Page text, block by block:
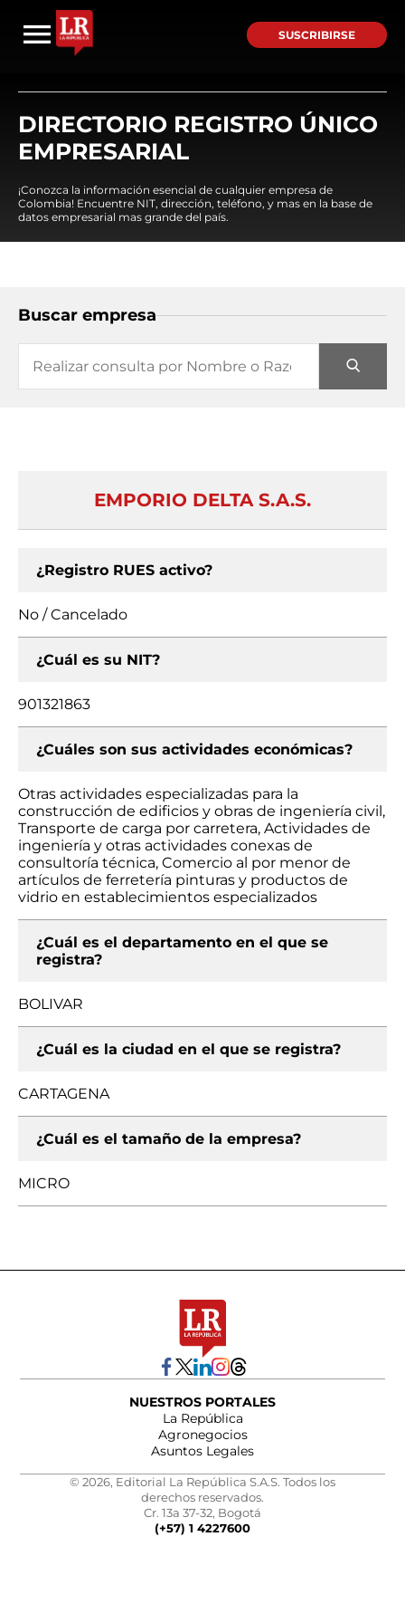
SUSCRIBIRSE
DIRECTORIO REGISTRO ÚNICO
EMPRESARIAL
¡Conozca la información esencial de cualquier empresa de
Colombia! Encuentre NIT, dirección, teléfono, y mas en la base de
datos empresarial mas grande del país.
Buscar empresa
EMPORIO DELTA S.A.S.
¿Registro RUES activo?
No / Cancelado
¿Cuál es su NIT?
901321863
¿Cuáles son sus actividades económicas?
Otras actividades especializadas para la
construcción de edificios y obras de ingeniería civil,
Transporte de carga por carretera, Actividades de
ingeniería y otras actividades conexas de
consultoría técnica, Comercio al por menor de
artículos de ferretería pinturas y productos de
vidrio en establecimientos especializados
¿Cuál es el departamento en el que se
registra?
BOLIVAR
¿Cuál es la ciudad en el que se registra?
CARTAGENA
¿Cuál es el tamaño de la empresa?
MICRO
NUESTROS PORTALES
La República
Agronegocios
Asuntos Legales
© 2026, Editorial La República S.A.S. Todos los
derechos reservados.
Cr. 13a 37-32, Bogotá
(+57) 1 4227600